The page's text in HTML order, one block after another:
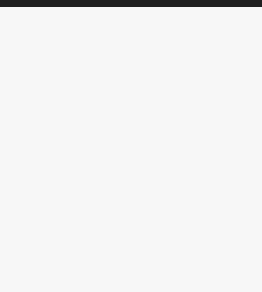
Πιστοποίηση σε ισχύ από τη Σχολή